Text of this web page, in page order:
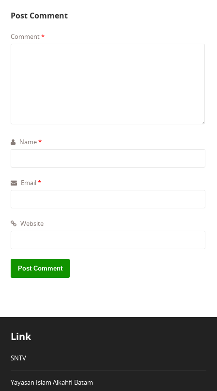
Post Comment
Comment*
Name*
Email*
Website
Link
SNTV
Yayasan Islam Alkahfi Batam